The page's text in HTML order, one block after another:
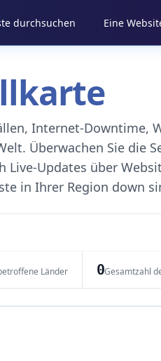
durchsuchen Eine
Internet-Downtime,
Überwachen Sie die
Updates über
in Ihrer Region down
Länder 0Gesamtzahl